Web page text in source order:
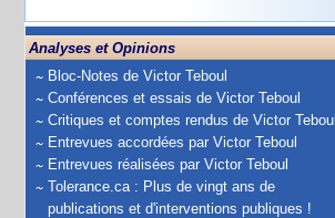
Analyses et Opinions
Bloc-Notes de Victor Teboul
Conférences et essais de Victor Teboul
Critiques et comptes rendus de Victor Teboul
Entrevues accordées par Victor Teboul
Entrevues réalisées par Victor Teboul
Tolerance.ca : Plus de vingt ans de
publications et d'interventions publiques !